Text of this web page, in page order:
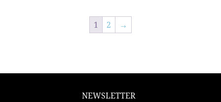
1 2 →
NEWSLETTER